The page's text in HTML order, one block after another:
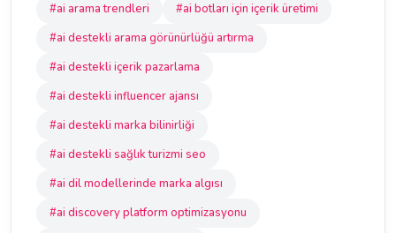
#ai arama trendleri
#ai botları için içerik üretimi
#ai destekli arama görünürlüğü artırma
#ai destekli içerik pazarlama
#ai destekli influencer ajansı
#ai destekli marka bilinirliği
#ai destekli sağlık turizmi seo
#ai dil modellerinde marka algısı
#ai discovery platform optimizasyonu